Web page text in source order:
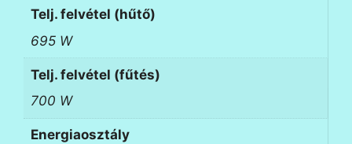
Telj. felvétel (hűtő)
695 W
Telj. felvétel (fűtés)
700 W
Energiaosztály